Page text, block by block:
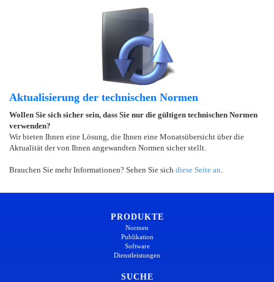
Aktualisierung der technischen Normen
Wollen Sie sich sicher sein, dass Sie nur die gültigen technischen Normen
verwenden?
Wir bieten Ihnen eine Lösung, die Ihnen eine Monatsübersicht über die
Aktualität der von Ihnen angewandten Normen sicher stellt.
Brauchen Sie mehr Informationen? Sehen Sie sich diese Seite an
PRODUKTE
Normen
Publikation
Software
Dienstleistungen
SUCHE